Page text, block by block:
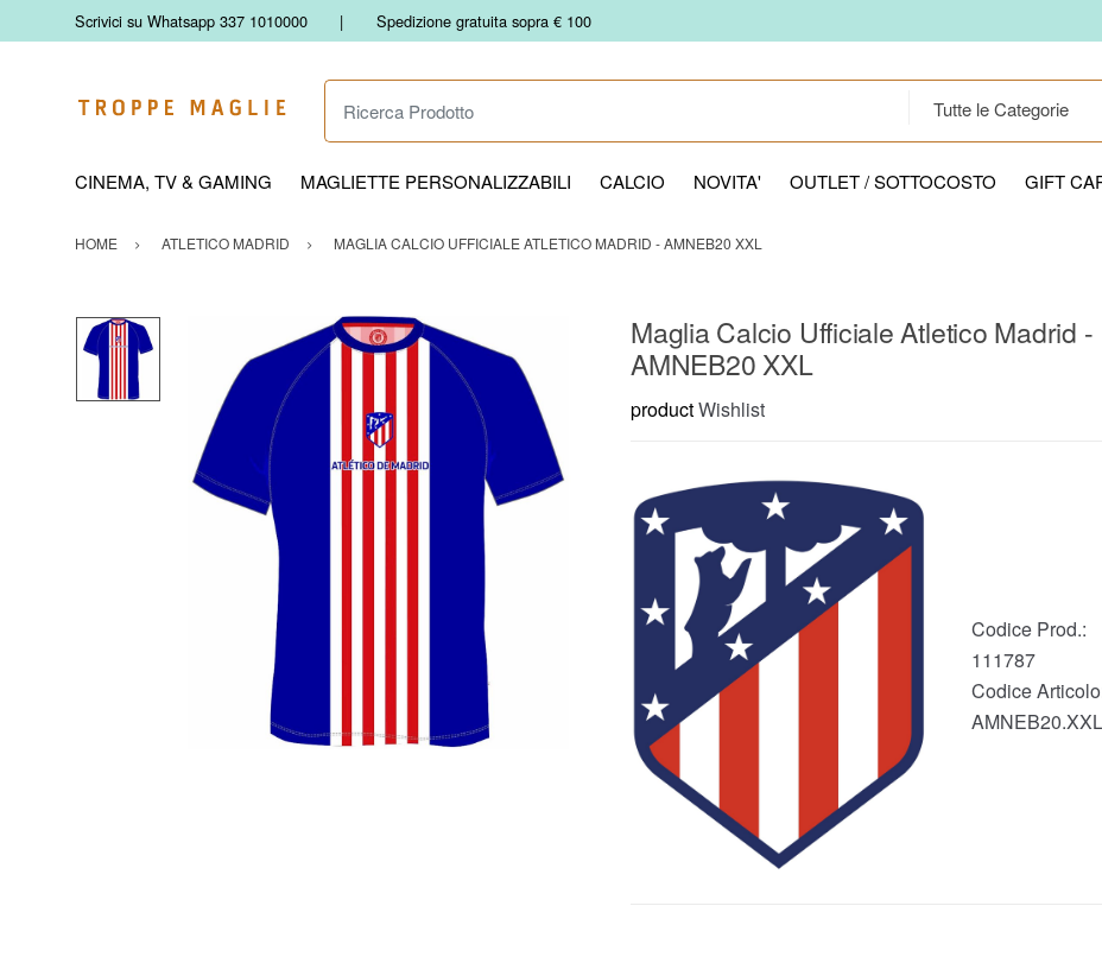
Scrivici su Whatsapp 337 1010000 Spedizione gratuita sopra € 100
Ricerca Prodotto
CINEMA, TV & GAMING MAGLIETTE PERSONALIZZABILI CALCIO NOVITA' OUTLET / SOTTOCOSTO GIFT
HOME ATLETICO MADRID MAGLIA CALCIO UFFICIALE ATLETICO MADRID - AMNEB20 XXL
Maglia Calcio Ufficiale Atletico Madrid -
AMNEB20 XXL
productWishlist
Codice Prod.:
111787
Codice
AMNEB20.XXL